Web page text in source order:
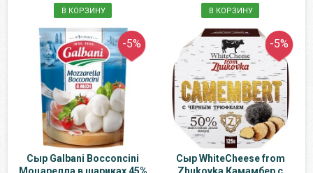
В КОРЗИНУ В КОРЗИНУ
-5%
Сыр Galbani Bocconcini
-5%
Сыр WhiteCheese from